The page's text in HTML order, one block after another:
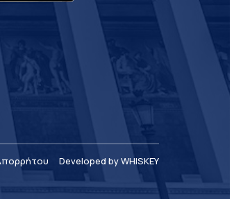
Developed by WHISKEY